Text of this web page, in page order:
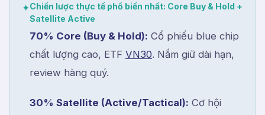
✦Chiến lược thực tế phổ biến nhất: Core Buy & Hold +
Satellite Active
70% Core (Buy & Hold): Cổ phiếu blue chip
chất lượng cao, ETF VN30. Nắm giữ dài hạn,
review hàng quý.
30% Satellite (Active/Tactical): Cơ hội